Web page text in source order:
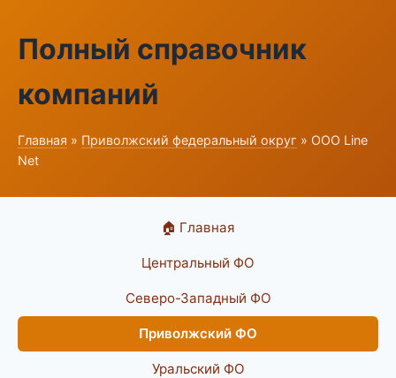
Полный справочник
компаний
Главная » Приволжский федеральный округ » ООО Line
Net
🏠 Главная
Центральный ФО
Северо-Западный ФО
Приволжский ФО
Уральский ФО